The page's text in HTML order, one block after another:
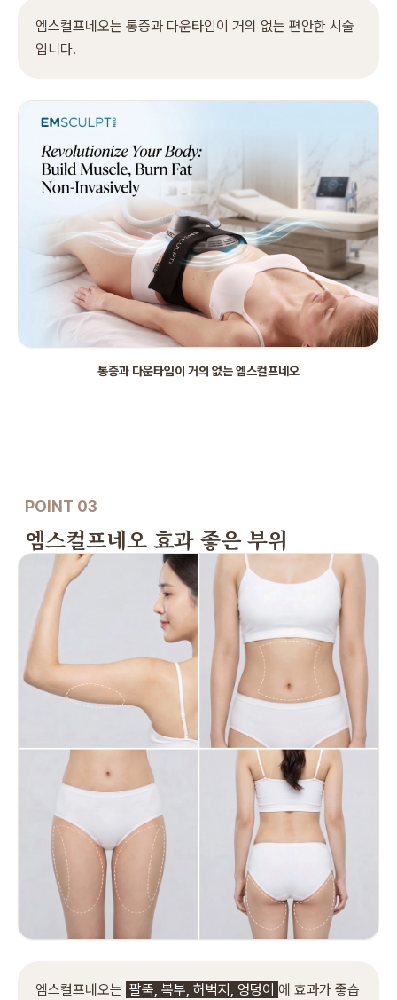
엠스컬프네오는 통증과 다운타임이 거의 없는 편안한 시술
입니다.
통증과 다운타임이 거의 없는 엠스컬프네오
POINT 03
엠스컬프네오 효과 좋은 부위
엠스컬프네오는 팔뚝, 복부, 허벅지, 엉덩이 에 효과가 좋습